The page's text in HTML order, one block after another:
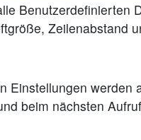
Benutzerdefinierten
Zeilenabstand
Einstellungen werden
beim nächsten